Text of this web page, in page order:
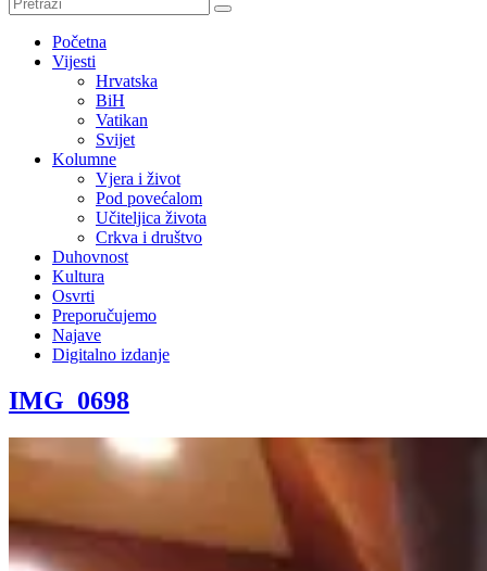
Početna
Vijesti
Hrvatska
BiH
Vatikan
Svijet
Kolumne
Vjera i život
Pod povećalom
Učiteljica života
Crkva i društvo
Duhovnost
Kultura
Osvrti
Preporučujemo
Najave
Digitalno izdanje
IMG_0698